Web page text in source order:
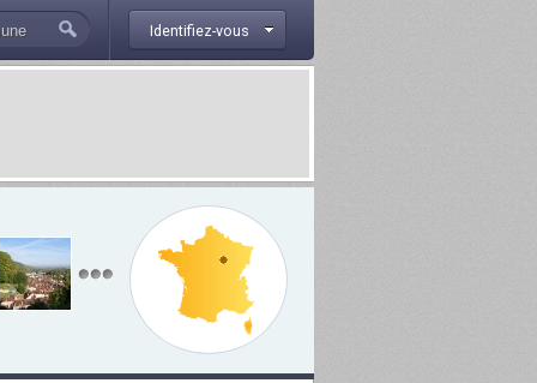
Identifiez-vous